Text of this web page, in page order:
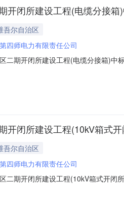
开闭所建设工程(电缆分接箱
吾尔自治区
四师电力有限责任公司
二期开闭所建设工程(电缆分接箱)中
期30日历天建造师姓名注册级别注
开闭所建设工程(10kV箱式
吾尔自治区
四师电力有限责任公司
二期开闭所建设工程(10kV箱式开闭
统)第一名单位名称新疆奎开电气有